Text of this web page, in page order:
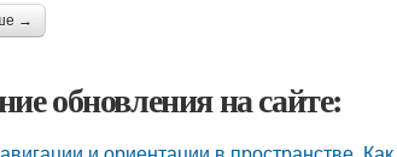
→
обновления на сайте: